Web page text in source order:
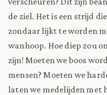
de ziel. Het is een strijd
zondaar lijkt te worden
wanhoop. Hoe diep zou
zijn! Moeten we boos
mensen? Moeten we
laten we medelijden met